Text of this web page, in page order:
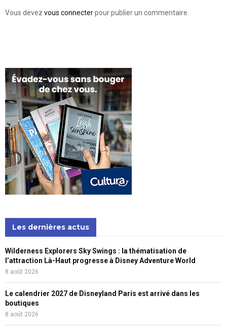
Vous devez vous connecterpour publier un commentaire.
Les dernières actus
Wilderness Explorers Sky Swings : la thématisation de
l’attraction Là-Haut progresse à Disney Adventure World
8 août 2026
Le calendrier 2027 de Disneyland Paris est arrivé dans les
boutiques
8 août 2026